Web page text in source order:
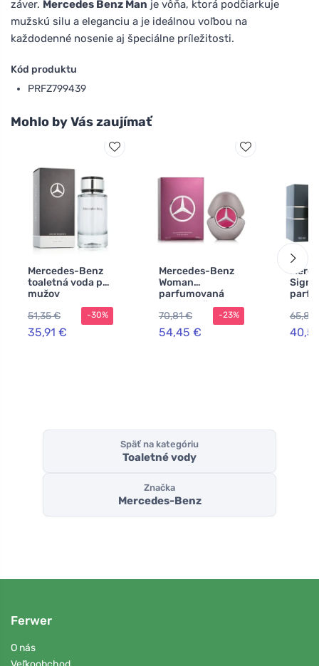
záver. Mercedes Benz Man je vôňa, ktorá podčiarkuje
mužskú silu a eleganciu a je ideálnou voľbou na
každodenné nosenie aj špeciálne príležitosti.
Kód produktu
PRFZ799439
Mohlo by Vás zaujímať
Mercedes-Benz
toaletná voda pre
mužov
51,35 €
35,91 €
-30%
Mercedes-Benz
Woman
parfumovaná
voda pre ženy
70,81 €
54,45 €
-23%
Sign
100
65,82
Späť na kategóriu
Toaletné vody
Značka
Mercedes-Benz
Ferwer
O nás